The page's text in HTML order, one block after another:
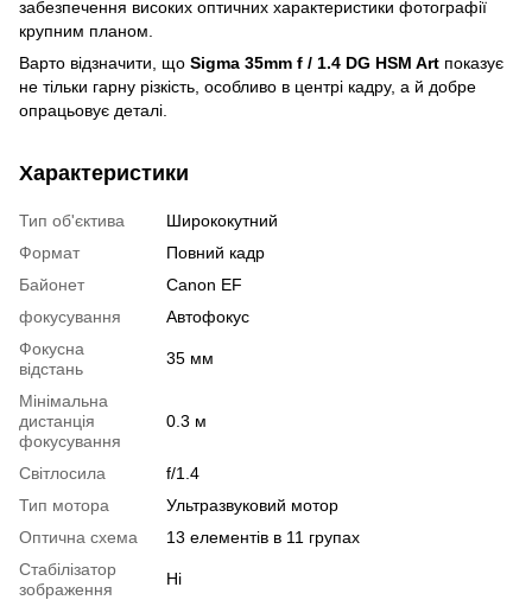
забезпечення високих оптичних характеристики фотографії
крупним планом.
Варто відзначити, що Sigma 35mm f / 1.4 DG HSM Art показує
не тільки гарну різкість, особливо в центрі кадру, а й добре
опрацьовує деталі.
Характеристики
Тип об'єктива
Ширококутний
Формат
Повний кадр
Байонет
Canon EF
фокусування
Автофокус
Фокусна
відстань
35 мм
Мінімальна
дистанція
фокусування
0.3 м
Світлосила
f/1.4
Тип мотора
Ультразвуковий мотор
Оптична схема
13 елементів в 11 групах
Стабілізатор
зображення
Ні